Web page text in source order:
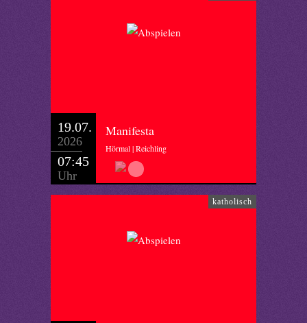
19.07.
2026
07:45
Uhr
Manifesta
Hörmal | Reichling
katholisch